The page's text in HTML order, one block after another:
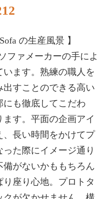
の生産風景 】
ファメーカーの手によ
ます。熟練の職人を
すことのできる高い
も徹底してこだわ
す。平面の企画アイ
長い時間をかけてプ
た際にイメージ通り
がないかももちろん
座り心地。プロトタ